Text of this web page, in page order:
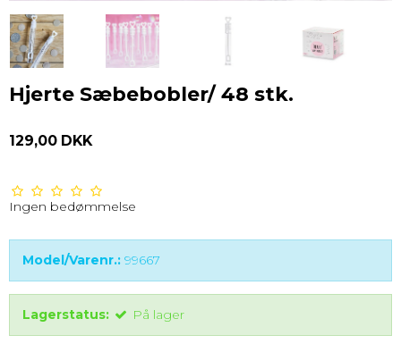
Hjerte Sæbebobler/ 48 stk.
129,00 DKK
Ingen bedømmelse
Model/Varenr.: 99667
Lagerstatus: På lager